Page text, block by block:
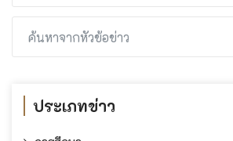
ประเภทข่าว